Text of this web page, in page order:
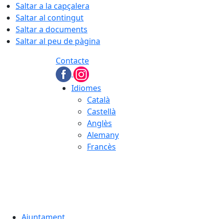
Saltar a la capçalera
Saltar al contingut
Saltar a documents
Saltar al peu de pàgina
Contacte
Idiomes
Català
Castellà
Anglès
Alemany
Francès